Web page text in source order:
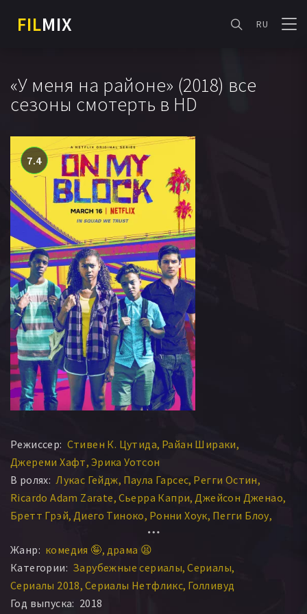
FILMIX RU
«У меня на районе» (2018) все
сезоны смотерть в HD
7.4
Режиссер: Стивен К. Цутида Райан Шираки
Джереми Хафт Эрика Уотсон
В ролях: Лукас Гейдж Паула Гарсес Регги Остин
Ricardo Adam Zarate Сьерра Капри Джейсон Дженао
Бретт Грэй Диего Тиноко Ронни Хоук Пегги Блоу
Джессика Гарсиа
Эмилио Ривера Джилл Бейси
Эрик Нил Гутьеррес Лиза Маркос Анджела Э. Гиббс
Питер Мендоса Куэто Йеска Хоуп Бэнкс
Дэнни Рамирес Мейи Эппл Там
Жанр: комедия 🤪 драма 😫
Категории: Зарубежные сериалы Сериалы
Сериалы 2018 Сериалы Нетфликс Голливуд
Год выпуска: 2018